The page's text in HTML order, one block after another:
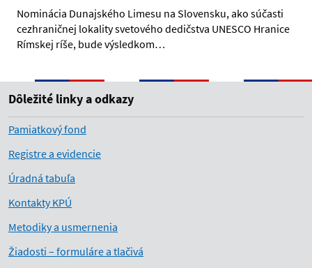
Nominácia Dunajského Limesu na Slovensku, ako súčasti
cezhraničnej lokality svetového dedičstva UNESCO Hranice
Rímskej ríše, bude výsledkom…
Dôležité linky a odkazy
Pamiatkový fond
Registre a evidencie
Úradná tabuľa
Kontakty KPÚ
Metodiky a usmernenia
Žiadosti – formuláre a tlačivá